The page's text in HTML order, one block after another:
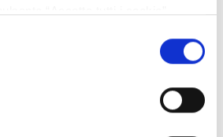
facendo clic su “Personalizza”.
tutti i cookie i Tuoi dati potranno
garanzie idonee per il